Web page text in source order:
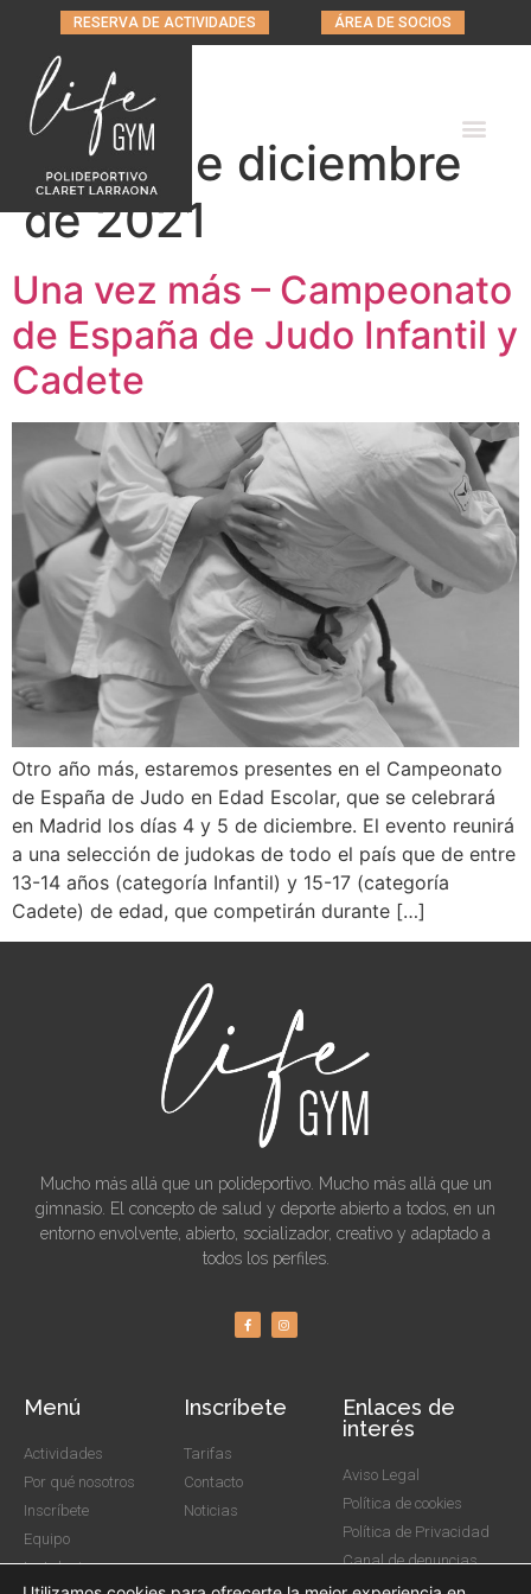
RESERVA DE ACTIVIDADES ÁREA DE SOCIOS
Día:2 de diciembre
de 2021
Una vez más – Campeonato
de España de Judo Infantil y
Cadete
Otro año más, estaremos presentes en el Campeonato
de España de Judo en Edad Escolar, que se celebrará
en Madrid los días 4 y 5 de diciembre. El evento reunirá
a una selección de judokas de todo el país que de entre
13-14 años (categoría Infantil) y 15-17 (categoría
Cadete) de edad, que competirán durante […]
Mucho más allá que un polideportivo. Mucho más allá que un
gimnasio. El concepto de salud y deporte abierto a todos, en un
entorno envolvente, abierto, socializador, creativo y adaptado a
todos los perfiles.
Menú
Actividades
Por qué nosotros
Inscríbete
Equipo
Instalaciones
Inscríbete
Tarifas
Contacto
Noticias
Enlaces de
interés
Aviso Legal
Política de cookies
Política de Privacidad
Canal de denuncias